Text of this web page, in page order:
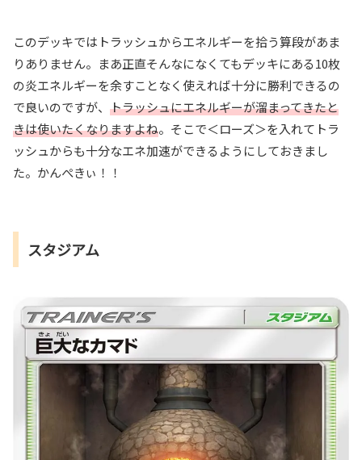
このデッキではトラッシュからエネルギーを拾う算段があま
りありません。まあ正直そんなになくてもデッキにある10枚
の炎エネルギーを余すことなく使えれば十分に勝利できるの
で良いのですが、 トラッシュにエネルギーが溜まってきたと
きは使いたくなりますよね。そこで＜ローズ＞を入れてトラ
ッシュからも十分なエネ加速ができるようにしておきまし
た。かんぺきぃ！！
スタジアム